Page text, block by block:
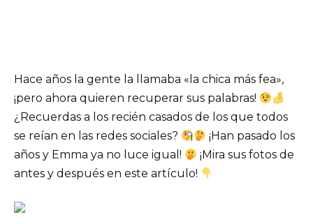
Hace años la gente la llamaba «la chica más fea»,
¡pero ahora quieren recuperar sus palabras!
¿Recuerdas a los recién casados ​​de los que todos
se reían en las redes sociales?
¡Han pasado los
años y Emma ya no luce igual!
¡Mira sus fotos de
antes y después en este artículo!